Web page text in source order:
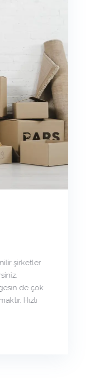
şirketler
de çok
Hızlı